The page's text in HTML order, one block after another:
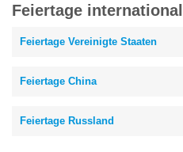
Feiertage international
Feiertage Vereinigte Staaten
Feiertage China
Feiertage Russland